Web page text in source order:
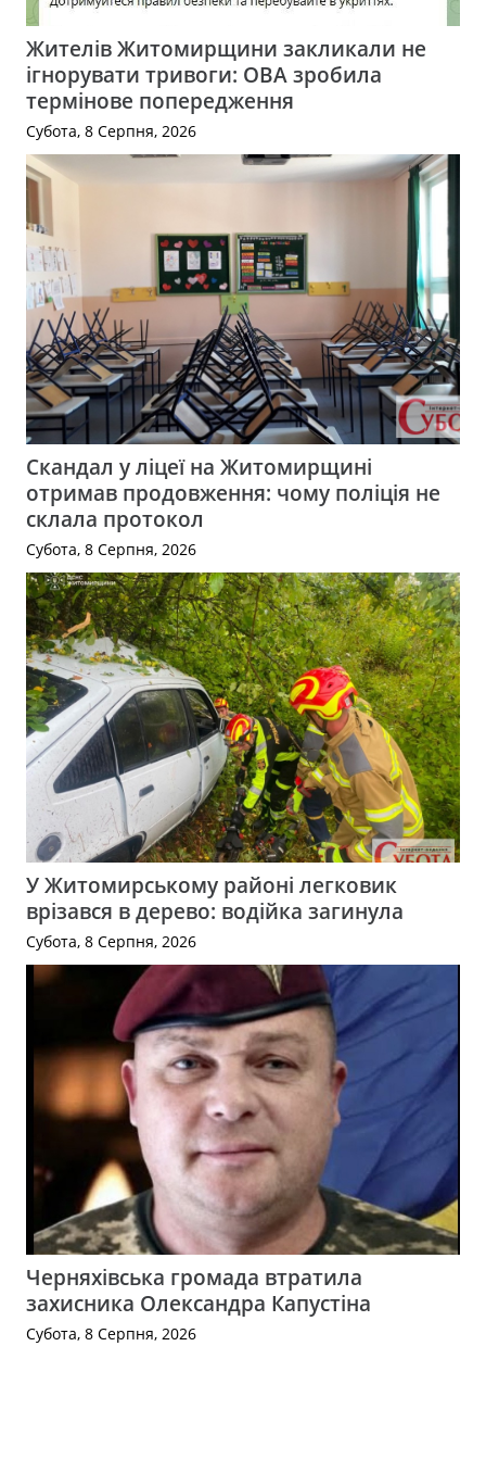
Жителів Житомирщини закликали не
ігнорувати тривоги: ОВА зробила
термінове попередження
Субота, 8 Серпня, 2026
Скандал у ліцеї на Житомирщині
отримав продовження: чому поліція не
склала протокол
Субота, 8 Серпня, 2026
У Житомирському районі легковик
врізався в дерево: водійка загинула
Субота, 8 Серпня, 2026
Черняхівська громада втратила
захисника Олександра Капустіна
Субота, 8 Серпня, 2026